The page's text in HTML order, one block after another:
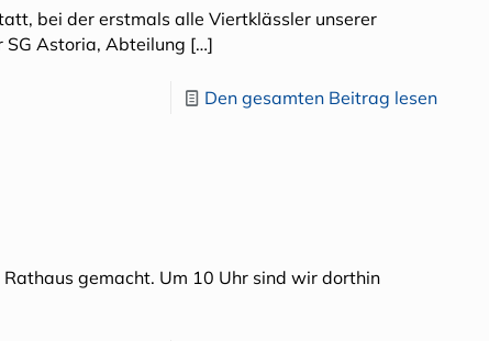
bei der erstmals alle Viertklässler unserer
SG Astoria, Abteilung […]
Den gesamten Beitrag lesen
gemacht. Um 10 Uhr sind wir dorthin